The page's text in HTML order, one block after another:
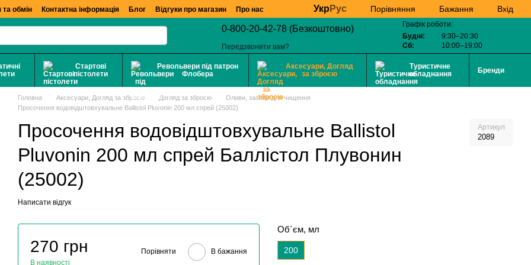
та обмін Контактна інформація Блог Відгуки про магазин Про нас УкрРус Порівняння Бажання Вхід
0-800-20-42-78 (Безкоштовно)
Передзвонити вам?
Графік роботи:
Будні:
9:30–20:30
Сб:
10:00–19:00
Стартові
пістолети
Револьвери під патрон
Флобера
Аксесуари, Догляд
за зброєю
Туристичне
обладнання
Бренди
Головна Аксесуари, Догляд за зброєю Догляд за зброєю
Оливи, засоби для чищення
Просочення водовідштовхувальне Ballistol Pluvonin 200 мл спрей (25002)
Просочення водовідштовхувальне Ballistol
Pluvonin 200 мл спрей Баллістол Плувонин
(25002)
Артикул
2089
Написати відгук
270 грн
В наявності
Порівняти В бажання
Об`єм, мл
200